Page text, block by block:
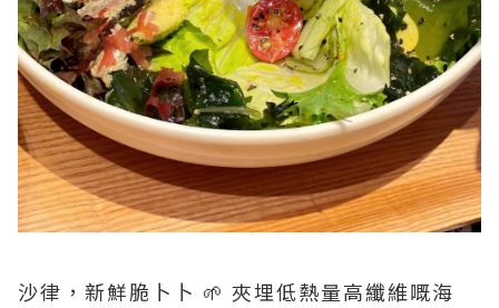
沙律，新鮮脆卜卜 🌱 夾埋低熱量高纖維嘅海